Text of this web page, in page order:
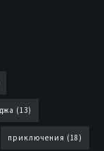
(13)
приключения (18)